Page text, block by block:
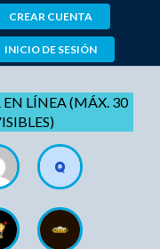
CREAR CUENTA
INICIO DE SESIÓN
EN LÍNEA (MÁX. 30